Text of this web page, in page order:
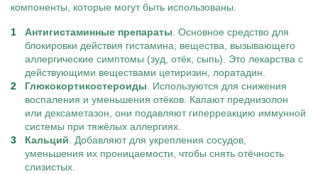
компоненты, которые могут быть использованы.
Антигистаминные препараты . Основное средство для
блокировки действия гистамина, вещества, вызывающего
аллергические симптомы (зуд, отёк, сыпь). Это лекарства с
действующими веществами цетиризин, лоратадин.
Глюкокортикостероиды . Используются для снижения
воспаления и уменьшения отёков. Капают преднизолон
или дексаметазон, они подавляют гиперреакцию иммунной
системы при тяжёлых аллергиях.
Кальций . Добавляют для укрепления сосудов,
уменьшения их проницаемости, чтобы снять отёчность
слизистых.